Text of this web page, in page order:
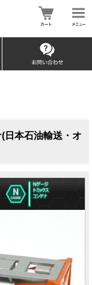
日本石油輸送・オ